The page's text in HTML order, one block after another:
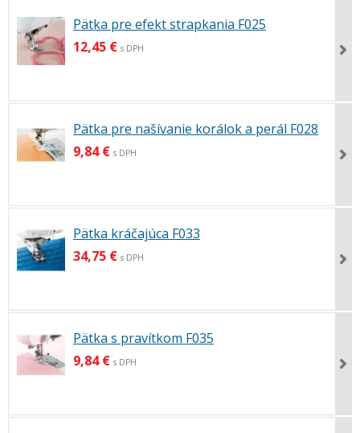
Pätka pre efekt strapkania F025
12,45 € s DPH
Pätka pre našívanie korálok a perál F028
9,84 € s DPH
Pätka kráčajúca F033
34,75 € s DPH
Pätka s pravítkom F035
9,84 € s DPH